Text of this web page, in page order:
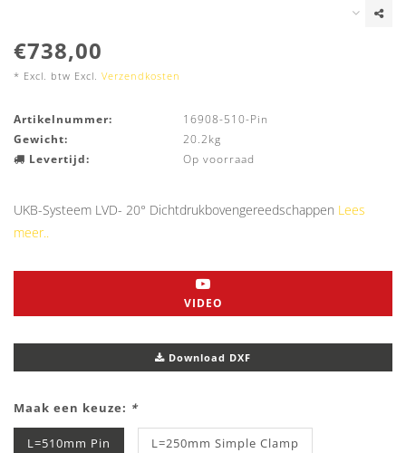
€738,00
* Excl. btw Excl. Verzendkosten
Artikelnummer:
16908-510-Pin
Gewicht:
20.2kg
Levertijd:
Op voorraad
UKB-Systeem LVD- 20° Dichtdrukbovengereedschappen Lees
meer..
VIDEO
Download DXF
Maak een keuze: *
L=510mm Pin L=250mm Simple Clamp